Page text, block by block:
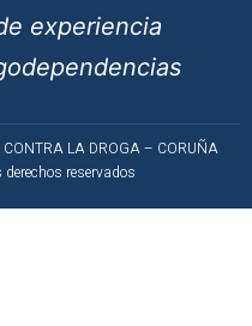
experiencia
LA DROGA – CORUÑA
reservados